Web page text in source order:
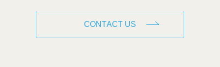
CONTACT US